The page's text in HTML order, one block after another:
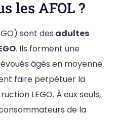
les AFOL ?
sont des adultes
. Ils forment une
âgés en moyenne
faire perpétuer la
LEGO. À eux seuls,
de la